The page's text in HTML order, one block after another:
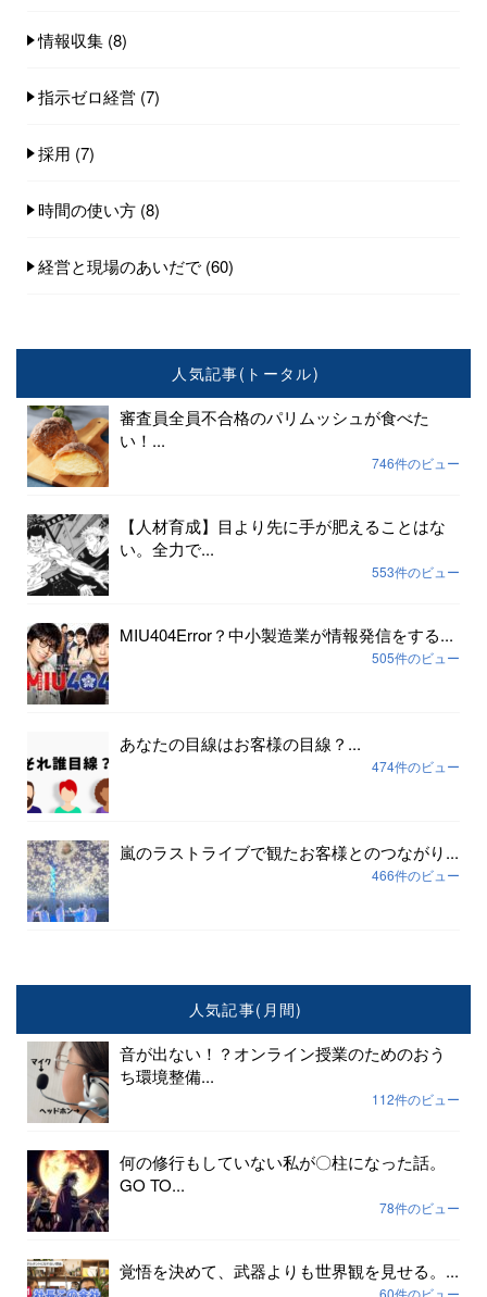
情報収集 (8)
指示ゼロ経営 (7)
採用 (7)
時間の使い方 (8)
経営と現場のあいだで (60)
人気記事(トータル)
審査員全員不合格のパリムッシュが食べた
い！...
746件のビュー
【人材育成】目より先に手が肥えることはな
い。全力で...
553件のビュー
MIU404Error？中小製造業が情報発信をする...
505件のビュー
あなたの目線はお客様の目線？...
474件のビュー
嵐のラストライブで観たお客様とのつながり...
466件のビュー
人気記事(月間)
音が出ない！？オンライン授業のためのおう
ち環境整備...
112件のビュー
何の修行もしていない私が〇柱になった話。
GO TO...
78件のビュー
覚悟を決めて、武器よりも世界観を見せる。...
60件のビュー